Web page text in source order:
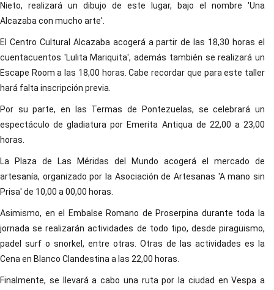
Nieto, realizará un dibujo de este lugar, bajo el nombre 'Una
Alcazaba con mucho arte'.
El Centro Cultural Alcazaba acogerá a partir de las 18,30 horas el
cuentacuentos 'Lulita Mariquita', además también se realizará un
Escape Room a las 18,00 horas. Cabe recordar que para este taller
hará falta inscripción previa.
Por su parte, en las Termas de Pontezuelas, se celebrará un
espectáculo de gladiatura por Emerita Antiqua de 22,00 a 23,00
horas.
La Plaza de Las Méridas del Mundo acogerá el mercado de
artesanía, organizado por la Asociación de Artesanas 'A mano sin
Prisa' de 10,00 a 00,00 horas.
Asimismo, en el Embalse Romano de Proserpina durante toda la
jornada se realizarán actividades de todo tipo, desde piragüismo,
padel surf o snorkel, entre otras. Otras de las actividades es la
Cena en Blanco Clandestina a las 22,00 horas.
Finalmente, se llevará a cabo una ruta por la ciudad en Vespa a